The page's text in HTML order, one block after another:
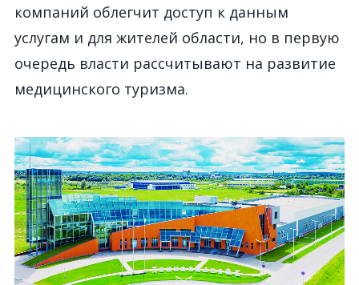
компаний облегчит доступ к данным
услугам и для жителей области, но в первую
очередь власти рассчитывают на развитие
медицинского туризма.